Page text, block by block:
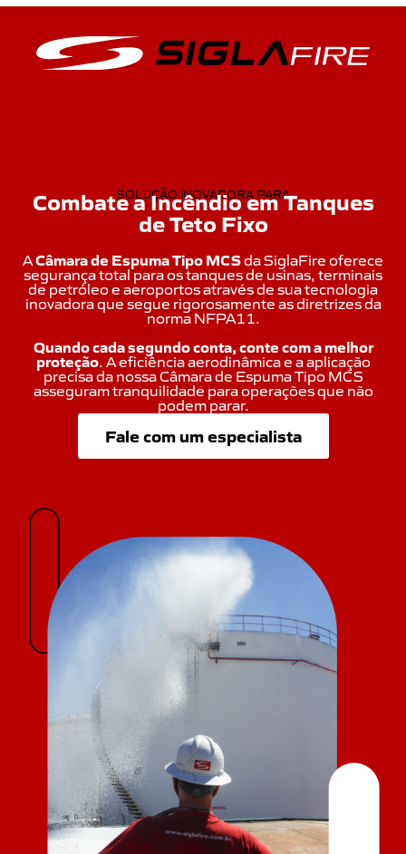
SOLUÇÃO INOVADORA PARA
Combate a Incêndio em Tanques
de Teto Fixo
ACâmara de Espuma Tipo MCSda SiglaFire oferece
segurança total para os tanques de usinas, terminais
de petróleo e aeroportos através de sua tecnologia
inovadora que segue rigorosamente as diretrizes da
norma NFPA11.
Quando cada segundo conta, conte com a melhor
proteção. A eficiência aerodinâmica e a aplicação
precisa da nossa Câmara de Espuma Tipo MCS
asseguram tranquilidade para operações que não
podem parar.
Fale com um especialista